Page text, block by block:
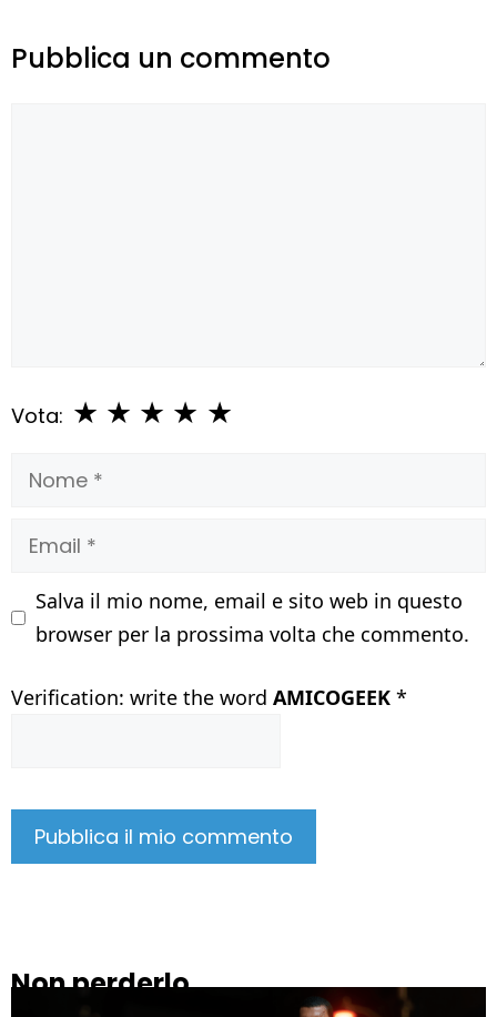
Pubblica un commento
Vota: ★
★
★
★
★
Nome
Email
Salva il mio nome, email e sito web in questo
browser per la prossima volta che commento.
Verification: write the word AMICOGEEK *
Non perderlo